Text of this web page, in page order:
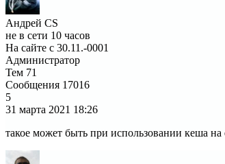
Андрей CS
не в сети 10 часов
На сайте с 30.11.-0001
Администратор
Тем 71
Сообщения 17016
5
31 марта 2021 18:26
такое может быть при использовании кеша на